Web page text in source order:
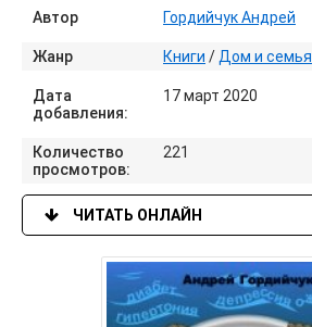
Автор Гордийчук Андрей
Жанр Книги / Дом и семья
Дата
добавления:
17 март 2020
Количество
просмотров:
221
ЧИТАТЬ ОНЛАЙН